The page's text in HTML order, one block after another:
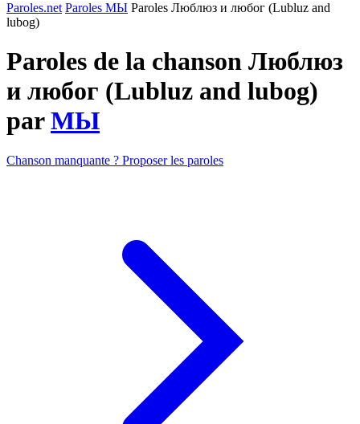
Paroles.net Paroles МЫ Paroles Люблюз и любог (Lubluz and
lubog)
Paroles de la chanson Люблюз
и любог (Lubluz and lubog)
parМЫ
Chanson manquante ? Proposer les paroles